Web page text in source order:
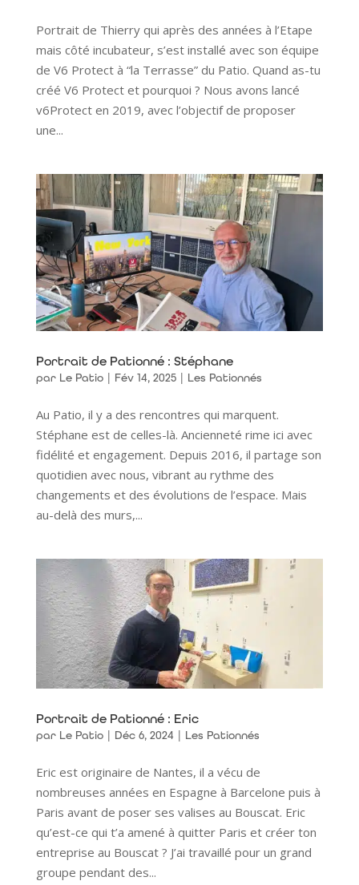
Portrait de Thierry qui après des années à l’Etape
mais côté incubateur, s’est installé avec son équipe
de V6 Protect à “la Terrasse” du Patio. Quand as-tu
créé V6 Protect et pourquoi ? Nous avons lancé
v6Protect en 2019, avec l’objectif de proposer
une...
Portrait de Pationné : Stéphane
par Le Patio| Fév 14, 2025| Les Pationnés
Au Patio, il y a des rencontres qui marquent.
Stéphane est de celles-là. Ancienneté rime ici avec
fidélité et engagement. Depuis 2016, il partage son
quotidien avec nous, vibrant au rythme des
changements et des évolutions de l’espace. Mais
au-delà des murs,...
Portrait de Pationné : Eric
par Le Patio| Déc 6, 2024 Les Pationnés
Eric est originaire de Nantes, il a vécu de
nombreuses années en Espagne à Barcelone puis à
Paris avant de poser ses valises au Bouscat. Eric
qu’est-ce qui t’a amené à quitter Paris et créer ton
entreprise au Bouscat ? J’ai travaillé pour un grand
groupe pendant des...